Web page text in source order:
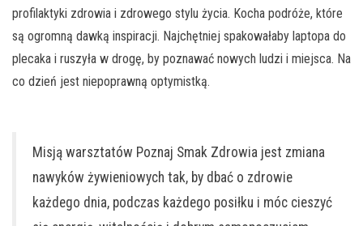
profilaktyki zdrowia i zdrowego stylu życia. Kocha podróże, które
są ogromną dawką inspiracji. Najchętniej spakowałaby laptopa do
plecaka i ruszyła w drogę, by poznawać nowych ludzi i miejsca. Na
co dzień jest niepoprawną optymistką.
Misją warsztatów Poznaj Smak Zdrowia jest zmiana
nawyków żywieniowych tak, by dbać o zdrowie
każdego dnia, podczas każdego posiłku i móc cieszyć